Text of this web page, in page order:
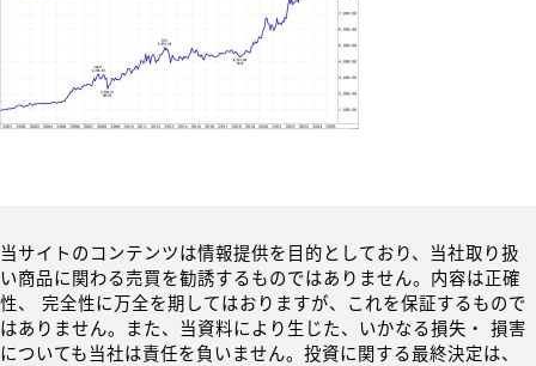
当サイトのコンテンツは情報提供を目的としており、当社取り扱
い商品に関わる売買を勧誘するものではありません。内容は正確
性、 完全性に万全を期してはおりますが、これを保証するもので
はありません。また、当資料により生じた、いかなる損失・ 損害
についても当社は責任を負いません。投資に関する最終決定は、